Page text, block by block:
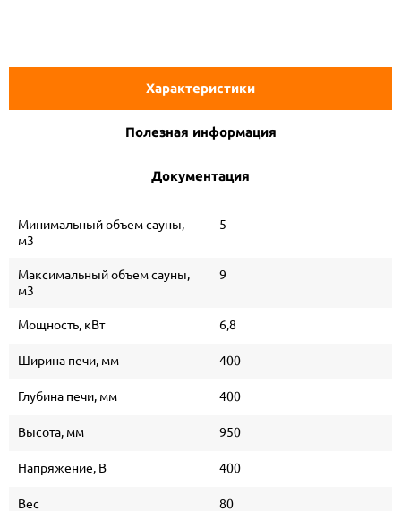
Характеристики
Полезная информация
Документация
Минимальный объем сауны,
м3
5
Максимальный объем сауны,
м3
9
Мощность, кВт 6,8
Ширина печи, мм 400
Глубина печи, мм 400
Высота, мм 950
Напряжение, В 400
Вес 80